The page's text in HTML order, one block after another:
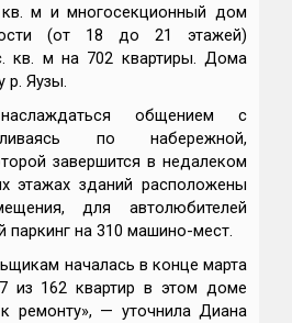
м и многосекционный дом
(от 18 до 21 этажей)
кв. м на 702 квартиры. Дома
р. Яузы.
общением с
по набережной,
завершится в недалеком
этажах зданий расположены
для автолюбителей
паркинг на 310 машино-мест.
началась в конце марта
из 162 квартир в этом доме
ремонту», — уточнила Диана